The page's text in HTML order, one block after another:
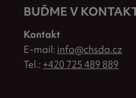
BUĎME V
Kontakt
E-mail: info@chsda.cz
Tel.: +420 725 489 889